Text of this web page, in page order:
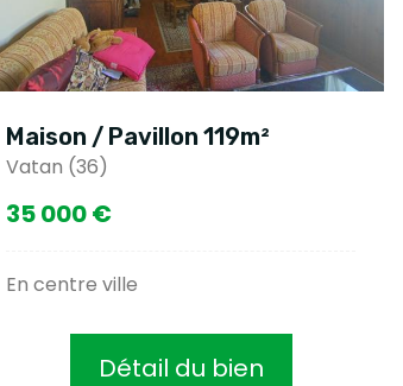
Maison / Pavillon 119m²
Vatan (36)
35 000 €
En centre ville
Détail du bien